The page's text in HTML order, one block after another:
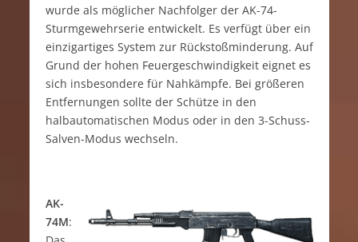
wurde als möglicher Nachfolger der AK-74-
Sturmgewehrserie entwickelt. Es verfügt über ein
einzigartiges System zur Rückstoßminderung. Auf
Grund der hohen Feuergeschwindigkeit eignet es
sich insbesondere für Nahkämpfe. Bei größeren
Entfernungen sollte der Schütze in den
halbautomatischen Modus oder in den 3-Schuss-
Salven-Modus wechseln.
AK-
74M: